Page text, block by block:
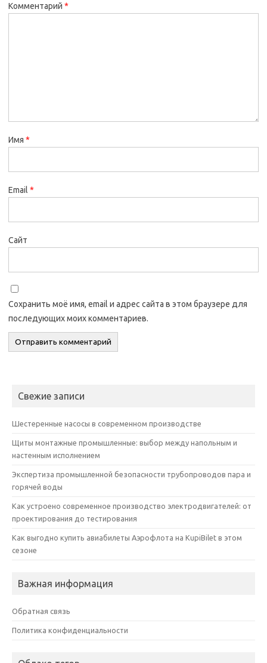
Комментарий *
Имя *
Email *
Сайт
Сохранить моё имя, email и адрес сайта в этом браузере для
последующих моих комментариев.
Свежие записи
Шестеренные насосы в современном производстве
Щиты монтажные промышленные: выбор между напольным и
настенным исполнением
Экспертиза промышленной безопасности трубопроводов пара и
горячей воды
Как устроено современное производство электродвигателей: от
проектирования до тестирования
Как выгодно купить авиабилеты Аэрофлота на KupiBilet в этом
сезоне
Важная информация
Обратная связь
Политика конфиденциальности